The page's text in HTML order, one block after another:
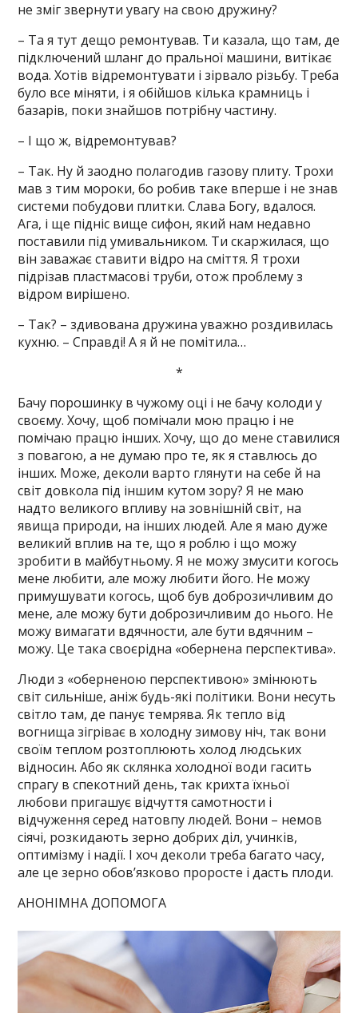
не зміг звернути увагу на свою дружину?
– Та я тут дещо ремонтував. Ти казала, що там, де
підключений шланг до пральної машини, витікає
вода. Хотів відремонтувати і зірвало різьбу. Треба
було все міняти, і я обійшов кілька крамниць і
базарів, поки знайшов потрібну частину.
– І що ж, відремонтував?
– Так. Ну й заодно полагодив газову плиту. Трохи
мав з тим мороки, бо робив таке вперше і не знав
системи побудови плитки. Слава Богу, вдалося.
Ага, і ще підніс вище сифон, який нам недавно
поставили під умивальником. Ти скаржилася, що
він заважає ставити відро на сміття. Я трохи
підрізав пластмасові труби, отож проблему з
відром вирішено.
– Так? – здивована дружина уважно роздивилась
кухню. – Справді! А я й не помітила…
*
Бачу порошинку в чужому оці і не бачу колоди у
своєму. Хочу, щоб помічали мою працю і не
помічаю працю інших. Хочу, що до мене ставилися
з повагою, а не думаю про те, як я ставлюсь до
інших. Може, деколи варто глянути на себе й на
світ довкола під іншим кутом зору? Я не маю
надто великого впливу на зовнішній світ, на
явища природи, на інших людей. Але я маю дуже
великий вплив на те, що я роблю і що можу
зробити в майбутньому. Я не можу змусити когось
мене любити, але можу любити його. Не можу
примушувати когось, щоб був доброзичливим до
мене, але можу бути доброзичливим до нього. Не
можу вимагати вдячности, але бути вдячним –
можу. Це така своєрідна «обернена перспектива».
Люди з «оберненою перспективою» змінюють
світ сильніше, аніж будь-які політики. Вони несуть
світло там, де панує темрява. Як тепло від
вогнища зігріває в холодну зимову ніч, так вони
своїм теплом розтоплюють холод людських
відносин. Або як склянка холодної води гасить
спрагу в спекотний день, так крихта їхньої
любови пригашує відчуття самотности і
відчуження серед натовпу людей. Вони – немов
сіячі, розкидають зерно добрих діл, учинків,
оптимізму і надії. І хоч деколи треба багато часу,
але це зерно обов’язково проросте і дасть плоди.
АНОНІМНА ДОПОМОГА